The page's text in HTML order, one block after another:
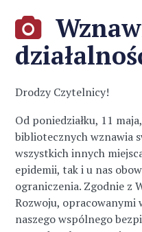
Drodzy Czytelnicy!
Od poniedziałku, 11
bibliotecznych wznawia
wszystkich innych
epidemii, tak i u nas
ograniczenia. Zgodnie z
Rozwoju, opracowanymi
naszego wspólnego